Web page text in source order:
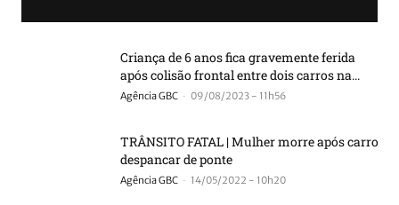
Criança de 6 anos fica gravemente ferida
após colisão frontal entre dois carros na...
Agência GBC - 09/08/2023 - 11h56
TRÂNSITO FATAL | Mulher morre após carro
despancar de ponte
Agência GBC - 14/05/2022 - 10h20